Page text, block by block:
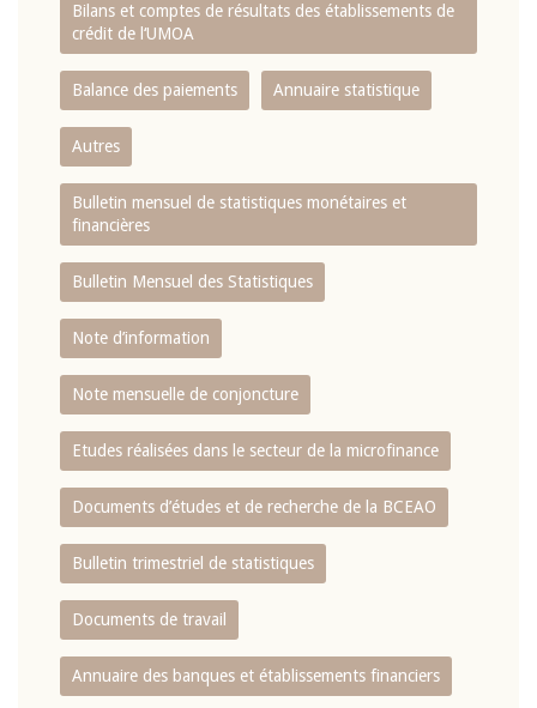
Bilans et comptes de résultats des établissements de
crédit de l‘UMOA
Balance des paiements Annuaire statistique
Autres
Bulletin mensuel de statistiques monétaires et
financières
Bulletin Mensuel des Statistiques
Note d’information
Note mensuelle de conjoncture
Etudes réalisées dans le secteur de la microfinance
Documents d’études et de recherche de la BCEAO
Bulletin trimestriel de statistiques
Documents de travail
Annuaire des banques et établissements financiers